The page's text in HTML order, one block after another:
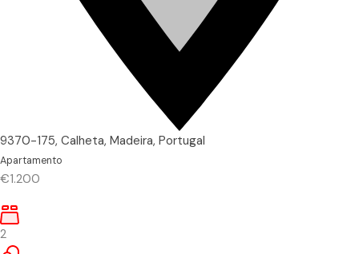
9370-175, Calheta, Madeira, Portugal
Apartamento
€1.200
2